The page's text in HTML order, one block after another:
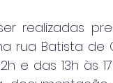
realizadas
rua Batista de
e das 13h às